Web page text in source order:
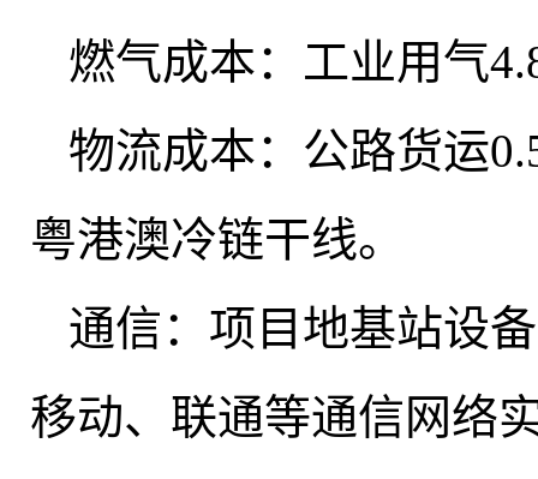
燃气成本：工业用气
物流成本：公路货运
粤港澳冷链干线。
通信：项目地基站设
移动、联通等通信网络